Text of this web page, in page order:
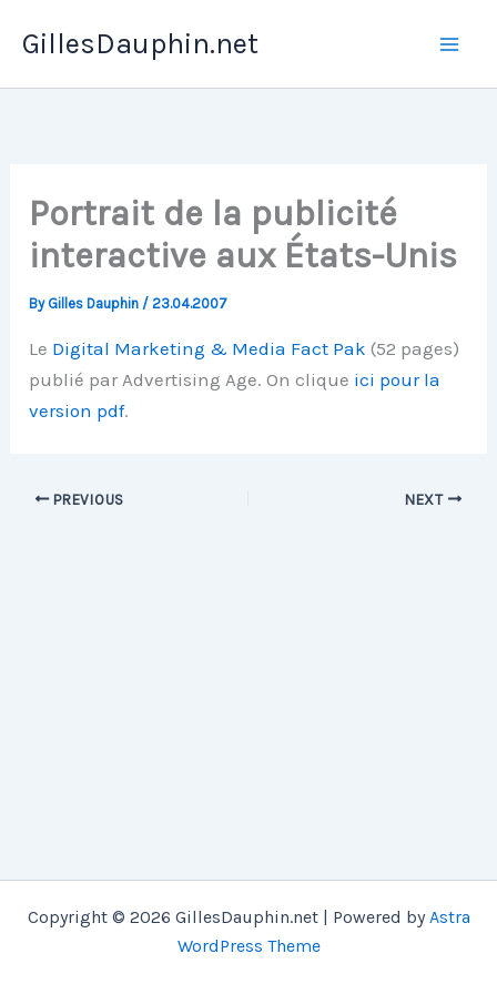
GillesDauphin.net
Portrait de la publicité
interactive aux États-Unis
By Gilles Dauphin /23.04.2007
Le Digital Marketing & Media Fact Pak (52 pages)
publié par Advertising Age. On clique ici pour la
version pdf.
PREVIOUS NEXT
Copyright © 2026 GillesDauphin.net | Powered byAstra
WordPress Theme